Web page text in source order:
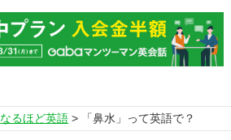
なるほど英語 > 「鼻水」って英語で？